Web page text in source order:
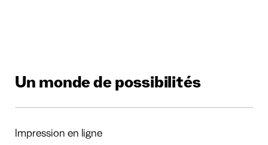
Un monde de possibilités
Impression en ligne